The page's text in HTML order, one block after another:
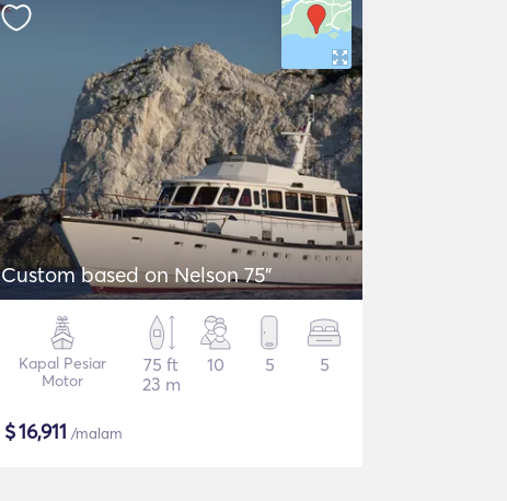
Custom based on Nelson 75"
Kapal Pesiar
Motor
75 ft
23 m
10 5 5
$16,911 /malam